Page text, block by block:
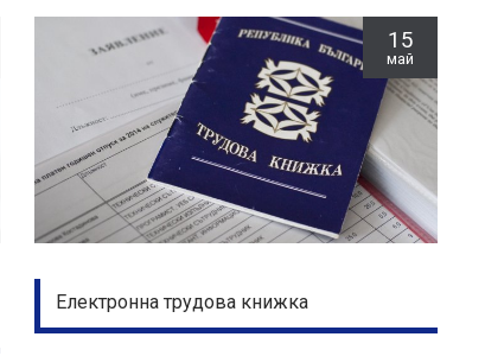
15
май
Електронна трудова книжка